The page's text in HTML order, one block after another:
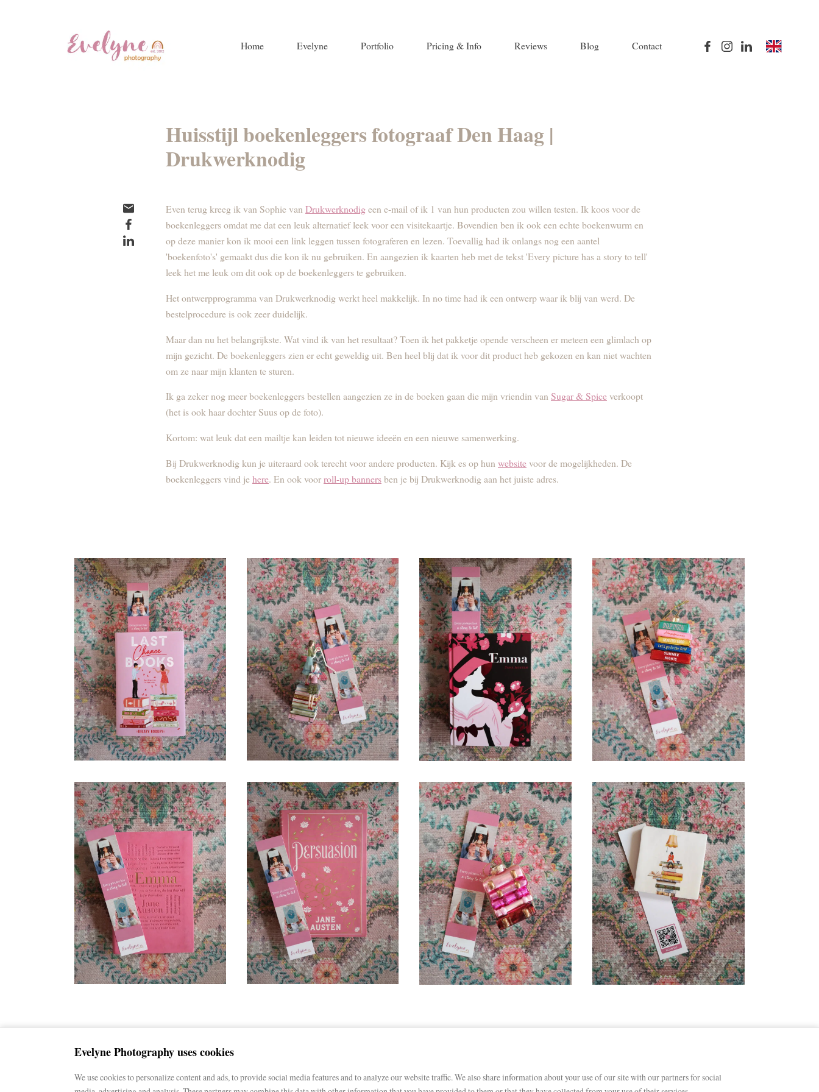
Evelyne Photography uses cookies
We use cookies to personalize content and ads, to provide social media features and to analyze our website traffic. We also share information about your use of our site with our partners for social
Home Evelyne Portfolio Pricing & Info Reviews Blog Contact
Huisstijl boekenleggers fotograaf Den Haag |
Drukwerknodig
Even terug kreeg ik van Sophie van Drukwerknodigeen e-mail of ik 1 van hun producten zou willen testen. Ik koos voor de
boekenleggers omdat me dat een leuk alternatief leek voor een visitekaartje. Bovendien ben ik ook een echte boekenwurm en
op deze manier kon ik mooi een link leggen tussen fotograferen en lezen. Toevallig had ik onlangs nog een aantel
'boekenfoto's' gemaakt dus die kon ik nu gebruiken. En aangezien ik kaarten heb met de tekst 'Every picture has a story to tell'
leek het me leuk om dit ook op de boekenleggers te gebruiken.
Het ontwerpprogramma van Drukwerknodig werkt heel makkelijk. In no time had ik een ontwerp waar ik blij van werd. De
bestelprocedure is ook zeer duidelijk.
Maar dan nu het belangrijkste. Wat vind ik van het resultaat? Toen ik het pakketje opende verscheen er meteen een glimlach op
mijn gezicht. De boekenleggers zien er echt geweldig uit. Ben heel blij dat ik voor dit product heb gekozen en kan niet wachten
om ze naar mijn klanten te sturen.
Ik ga zeker nog meer boekenleggers bestellen aangezien ze in de boeken gaan die mijn vriendin vanSugar & Spiceverkoopt
(het is ook haar dochter Suus op de foto).
Kortom: wat leuk dat een mailtje kan leiden tot nieuwe ideeën en een nieuwe samenwerking.
Bij Drukwerknodig kun je uiteraard ook terecht voor andere producten. Kijk es op hun websitevoor de mogelijkheden. De
boekenleggers vind jehere. En ook voorroll-up bannersben je bij Drukwerknodig aan het juiste adres.